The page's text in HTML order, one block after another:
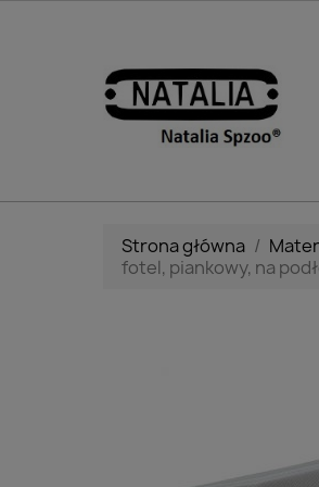
Strona główna
fotel, piankowy, na